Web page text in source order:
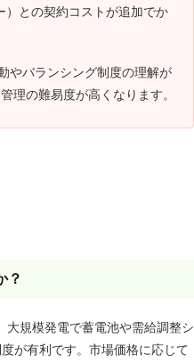
）との契約コストが追加でか
やバランシング制度の理解が
理の難易度が高くなります。
？
大規模発電で蓄電池や需給調整シ
が有利です。市場価格に応じて